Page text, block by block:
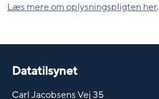
Læs mere om oplysningspligten her.
Datatilsynet
Carl Jacobsens Vej 35